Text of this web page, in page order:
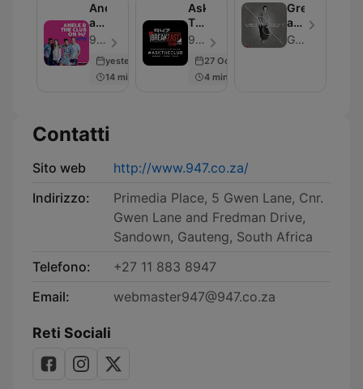
Anele
and
the
Club
on
947
947 - Episodio 109
yesterday
14 min
Ask
The
Club
947 - Episodio 100
27 Oct 2020
4 min
Greg
and
Lucky
Greg and Lucky
Contatti
Sito web
http://www.947.co.za/
Indirizzo:
Primedia Place, 5 Gwen Lane, Cnr.
Gwen Lane and Fredman Drive,
Sandown, Gauteng, South Africa
Telefono:
+27 11 883 8947
Email:
webmaster947@947.co.za
Reti Sociali